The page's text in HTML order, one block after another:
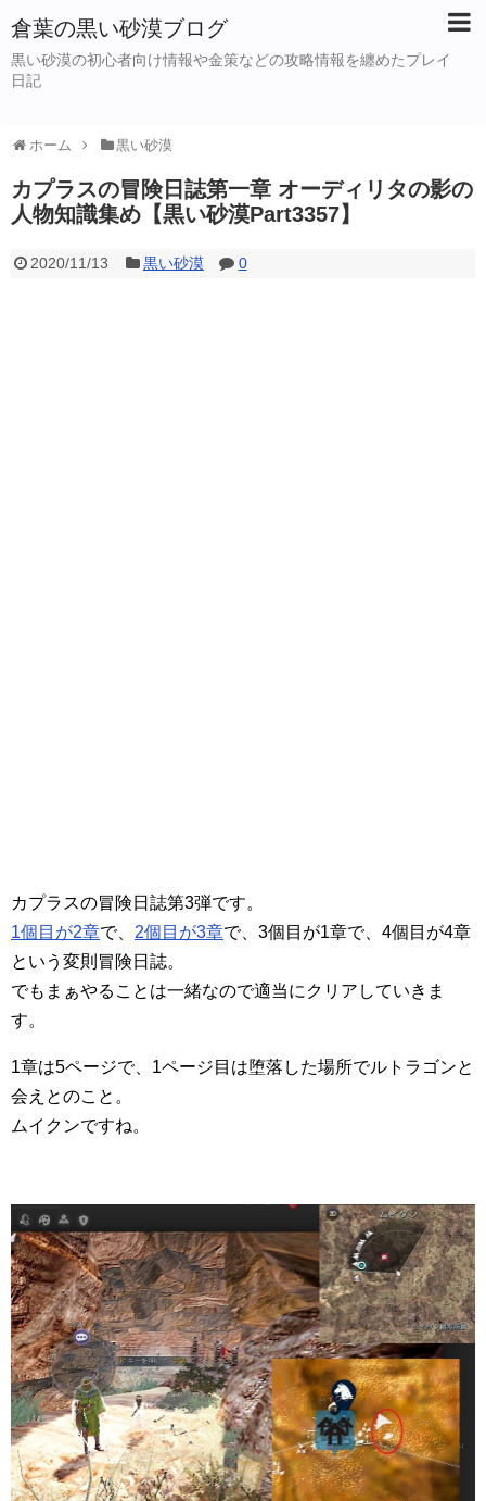
倉葉の黒い砂漠ブログ
黒い砂漠の初心者向け情報や金策などの攻略情報を纏めたプレイ
日記
ホーム 黒い砂漠
カプラスの冒険日誌第一章 オーディリタの影の
人物知識集め【黒い砂漠Part3357】
2020/11/13 黒い砂漠 0
カプラスの冒険日誌第3弾です。
1個目が2章で、 2個目が3章で、3個目が1章で、4個目が4章
という変則冒険日誌。
でもまぁやることは一緒なので適当にクリアしていきま
す。
1章は5ページで、1ページ目は堕落した場所でルトラゴンと
会えとのこと。
ムイクンですね。